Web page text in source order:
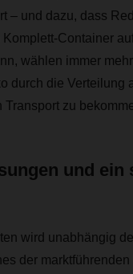
– und dazu, dass
Container
wählen immer
durch die Verteilung
zu
und ein
wird unabhängig
der